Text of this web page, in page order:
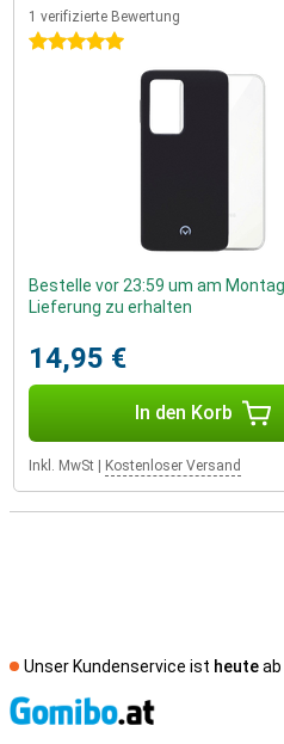
1 verifizierte Bewertung
5 Sterne
Bestelle vor 23:59 um am
Lieferung zu erhalten
14,95 €
In den Korb
Inkl. MwSt Kostenloser Versand
Unser Kundenservice ist heute